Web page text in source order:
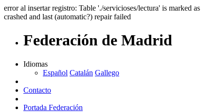
error al insertar registro: Table './servicioses/lectura' is marked as
crashed and last (automatic?) repair failed
Federación de Madrid
Idiomas
Español Catalán Gallego
Contacto
Portada Federación